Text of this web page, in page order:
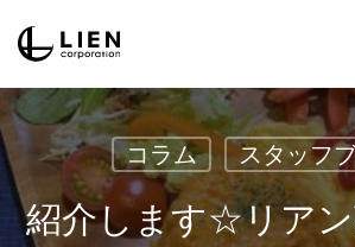
content
コラム スタッフ
紹介します☆リア